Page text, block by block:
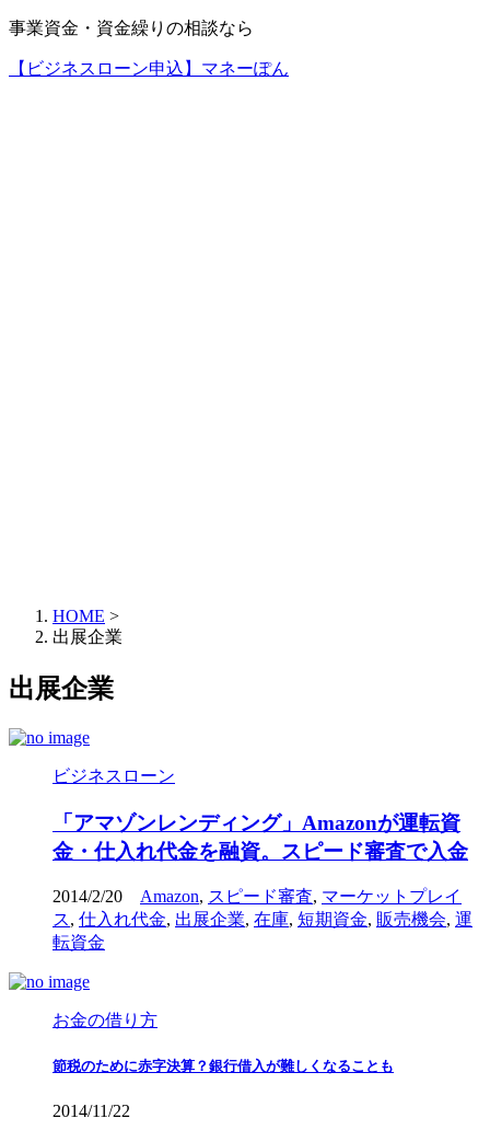
事業資金・資金繰りの相談なら
【ビジネスローン申込】マネーぽん
HOME >
出展企業
出展企業
ビジネスローン
「アマゾンレンディング」Amazonが運転資
金・仕入れ代金を融資。スピード審査で入金
2014/2/20 Amazon, スピード審査, マーケットプレイ
ス, 仕入れ代金, 出展企業, 在庫, 短期資金, 販売機会, 運
転資金
お金の借り方
節税のために赤字決算？銀行借入が難しくなることも
2014/11/22